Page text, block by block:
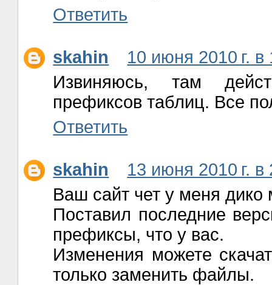
Ответить
skahin
10 июня 2010 г. в
Извиняюсь, там
префиксов таблиц. Все
Ответить
skahin
13 июня 2010 г. в
Ваш сайт чет у меня дико
Поставил последние
префиксы, что у вас.
Изменения можете
только заменить файлы.